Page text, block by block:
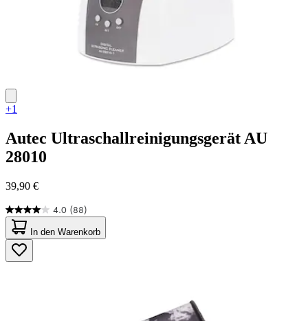
+1
Autec Ultraschallreinigungsgerät AU
28010
39,90 €
4.0 (88)
4.0
von
5
Sternen.
88
In den Warenkorb